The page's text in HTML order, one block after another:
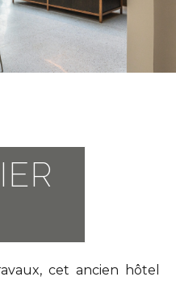
cet ancien hôtel